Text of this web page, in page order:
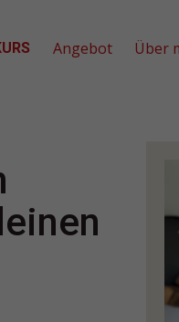
Angebot Über